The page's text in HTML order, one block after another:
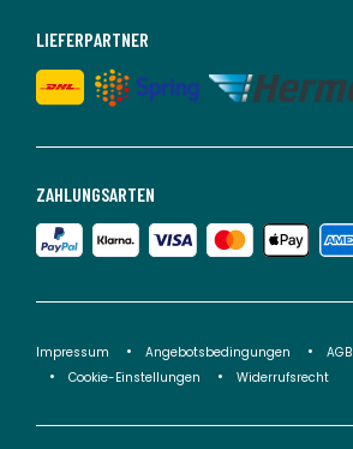
ZAHLUNGSARTEN
LIEFERPARTNER
Impressum Angebotsbedingungen AGB
Cookie-Einstellungen
Widerrufsrecht